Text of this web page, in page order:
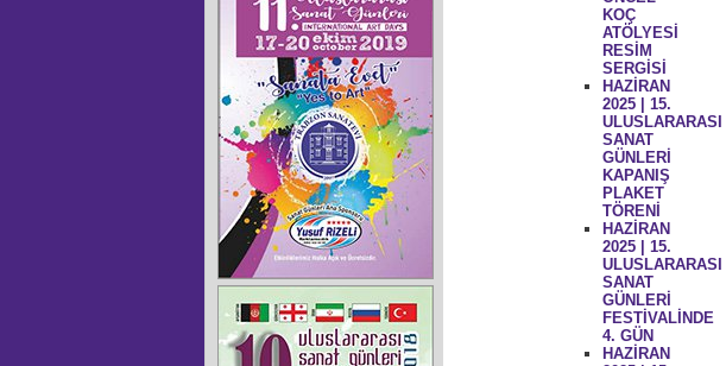
KOÇ
ATÖLYESİ
RESİM
SERGİSİ
HAZİRAN
2025 | 15.
ULUSLARARASI
SANAT
GÜNLERİ
KAPANIŞ
PLAKET
TÖRENİ
HAZİRAN
2025 | 15.
ULUSLARARASI
SANAT
GÜNLERİ
FESTİVALİNDE
4. GÜN
HAZİRAN